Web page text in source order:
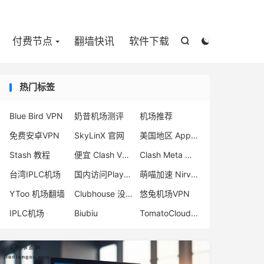


付费节点 翻墙快讯 软件下载
热门标签
Blue Bird VPN 奶昔机场测评
机场推荐
免费安卓VPN
SkyLinX 官网
美国地区 App Store
Stash 教程
便宜 Clash VPN推荐
Clash Meta 客户端
台湾IPLC机场
国内访问Play商店
萌喵加速 Nirvana
YToo 机场翻墙
Clubhouse 没声音
悠兔机场VPN
IPLC机场
Biubiu TomatoCloud 机场